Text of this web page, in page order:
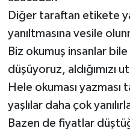
Diğer taraftan etikete
yanıltmasına vesile
Biz okumuş insanlar
düşüyoruz, aldığımızı
Hele okuması
yaşlılar daha çok
Bazen de fiyatlar